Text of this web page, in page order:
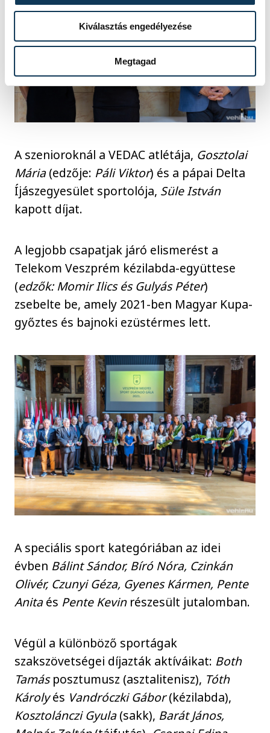
Kiválasztás engedélyezése
Megtagad
A szenioroknál a VEDAC atlétája, Gosztolai
Mária(edzője: Páli Viktor) és a pápai Delta
Íjászegyesület sportolója, Süle István
kapott díjat.
A legjobb csapatjak járó elismerést a
Telekom Veszprém kézilabda-együttese
(edzők: Momir Ilics és Gulyás Péter)
zsebelte be, amely 2021-ben Magyar Kupa-
győztes és bajnoki ezüstérmes lett.
A speciális sport kategóriában az idei
évben Bálint Sándor, Bíró Nóra, Czinkán
Olivér, Czunyi Géza, Gyenes Kármen, Pente
Anitaés Pente Kevinrészesült jutalomban.
Végül a különböző sportágak
szakszövetségei díjazták aktíváikat: Both
Tamásposztumusz (asztalitenisz), Tóth
Károlyés Vandróczki Gábor(kézilabda),
Kosztolánczi Gyula(sakk), Barát János,